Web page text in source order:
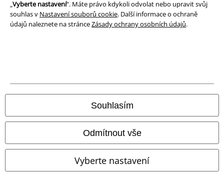
„Vyberte nastavení“. Máte právo kdykoli odvolat nebo upravit svůj
souhlas v Nastavení souborů cookie. Další informace o ochraně
údajů naleznete na stránceZásady ochrany osobních údajů.
Souhlasím
Odmítnout vše
Vyberte nastavení
Informace o přístupnosti
Naše online obchody